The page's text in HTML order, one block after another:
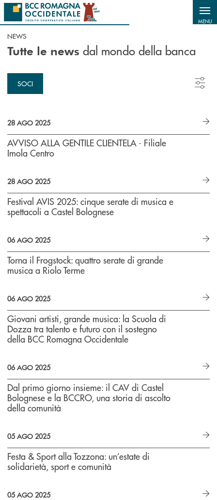
Salta al contenuto principale
MENU
NEWS
Tutte le news dal mondo della banca
SOCI
28 AGO 2025
AVVISO ALLA GENTILE CLIENTELA - Filiale
Imola Centro
28 AGO 2025
Festival AVIS 2025: cinque serate di musica e
spettacoli a Castel Bolognese
06 AGO 2025
Torna il Frogstock: quattro serate di grande
musica a Riolo Terme
06 AGO 2025
Giovani artisti, grande musica: la Scuola di
Dozza tra talento e futuro con il sostegno
della BCC Romagna Occidentale
06 AGO 2025
Dal primo giorno insieme: il CAV di Castel
Bolognese e la BCCRO, una storia di ascolto
della comunità
05 AGO 2025
Festa & Sport alla Tozzona: un’estate di
solidarietà, sport e comunità
05 AGO 2025